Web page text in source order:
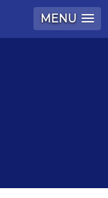
MENU